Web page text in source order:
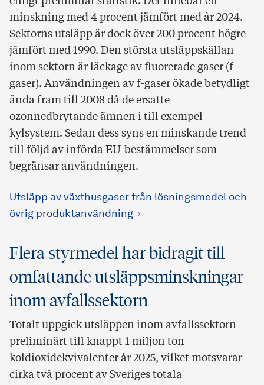
minskning med 4 procent jämfört med år 2024.
Sektorns utsläpp är dock över 200 procent högre
jämfört med 1990. Den största utsläppskällan
inom sektorn är läckage av fluorerade gaser (f-
gaser). Användningen av f-gaser ökade betydligt
ända fram till 2008 då de ersatte
ozonnedbrytande ämnen i till exempel
kylsystem. Sedan dess syns en minskande trend
till följd av införda EU-bestämmelser som
begränsar användningen.
Utsläpp av växthusgaser från lösningsmedel och
övrig produktanvändning
Flera styrmedel har bidragit till
omfattande utsläppsminskningar
inom avfallssektorn
Totalt uppgick utsläppen inom avfallssektorn
preliminärt till knappt 1 miljon ton
koldioxidekvivalenter år 2025, vilket motsvarar
cirka två procent av Sveriges totala